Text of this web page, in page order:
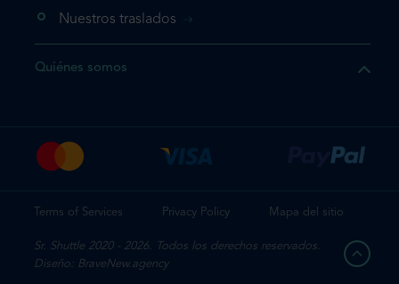
una vez
Nuestros traslados
Quiénes somos
Terms of Services Privacy Policy Mapa del sitio
Sr. Shuttle 2020 - 2026. Todos los derechos reservados.
Diseño: BraveNew.agency